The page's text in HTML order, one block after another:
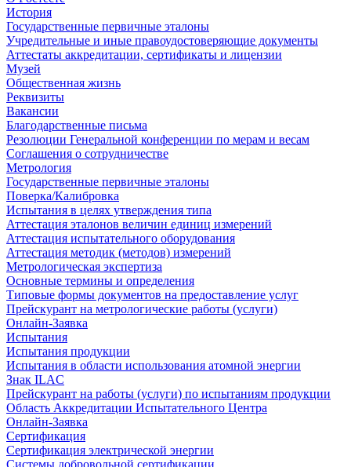
История
Государственные первичные эталоны
Учредительные и иные правоудостоверяющие документы
Аттестаты аккредитации, сертификаты и лицензии
Музей
Общественная жизнь
Реквизиты
Вакансии
Благодарственные письма
Резолюции Генеральной конференции по мерам и весам
Соглашения о сотрудничестве
Метрология
Государственные первичные эталоны
Поверка/Калибровка
Испытания в целях утверждения типа
Аттестация эталонов величин единиц измерений
Аттестация испытательного оборудования
Аттестация методик (методов) измерений
Метрологическая экспертиза
Основные термины и определения
Типовые формы документов на предоставление услуг
Прейскурант на метрологические работы (услуги)
Онлайн-Заявка
Испытания
Испытания продукции
Испытания в области использования атомной энергии
Знак ILAC
Прейскурант на работы (услуги) по испытаниям продукции
Область Аккредитации Испытательного Центра
Онлайн-Заявка
Сертификация
Сертификация электрической энергии
Системы добровольной сертификации